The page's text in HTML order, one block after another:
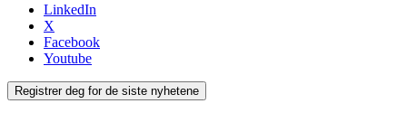
LinkedIn
X
Facebook
Youtube
Registrer deg for de siste nyhetene